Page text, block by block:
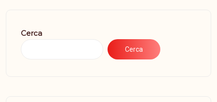
Cerca
Cerca